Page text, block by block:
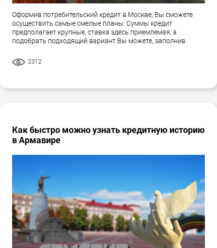
Оформив потребительский кредит в Москве, Вы сможете
осуществить самые смелые планы. Суммы кредит
предполагает крупные, ставка здесь приемлемая, а
подобрать подходящий вариант Вы можете, заполнив
2312
Как быстро можно узнать кредитную историю
в Армавире